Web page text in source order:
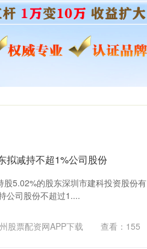
拟减持不超1%公司股份
5.02%的股东深圳市建科投资股份有
公司股份不超过1....
股票配资网APP下载 查看： 155